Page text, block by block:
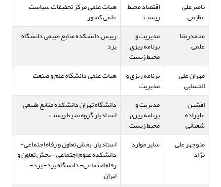
ناصرعلی
عظیمی
اقتصاد محیط
زیست
هیات علمی مرکز تحقیقات سیاست
علمی کشور
محمدرضا
علمی
مدیریت و
برنامه ریزی
محیط زیست
رییس دانشکده منابع طبیعی دانشگاه
یزد
مهران علی
الحسابی
برنامه ربزی و
مدیریت
هیات علمی دانشگاه علم و صنعت
افشین
علیزاده
شعبانی
مدیریت و
برنامه ریزی
محیط زیست
دانشگاه تهران دانشکده منابع طبیعی
استادیار گروه محیط زیست
منوچهر علی
نژاد
سایر موارد استادیار، بخش تعاون و رفاه اجتماعی-
دانشکده علوم اجتماعی - بخش تعاون و
رفاه اجتماعی- دانشگاه یزد- یزد-
ایران